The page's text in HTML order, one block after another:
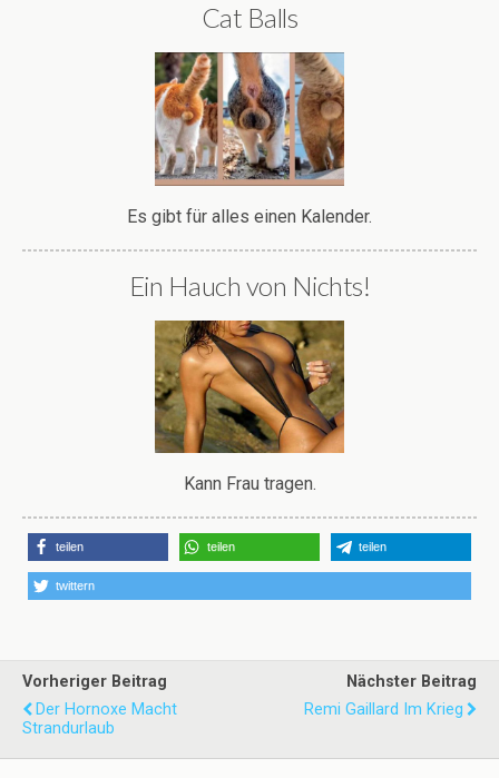
Cat Balls
Es gibt für alles einen Kalender.
Ein Hauch von Nichts!
Kann Frau tragen.
teilen teilen teilen
twittern
Vorheriger Beitrag
Der Hornoxe Macht
Strandurlaub
Nächster Beitrag
Remi Gaillard Im Krieg